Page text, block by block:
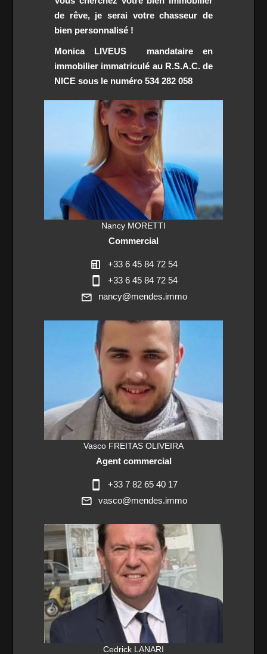
de rêve, je serai votre chasseur de
bien personnalisé !
Monica LIVEUS mandataire en
immobilier immatriculé au R.S.A.C. de
NICE sous le numéro 534 282 058
Nancy MORETTI
Commercial
+33 6 45 84 72 54
+33 6 45 84 72 54
nancy@mendes.immo
Vasco FREITAS OLIVEIRA
Agent commercial
+33 7 82 65 40 17
vasco@mendes.immo
Cedrick LANARI